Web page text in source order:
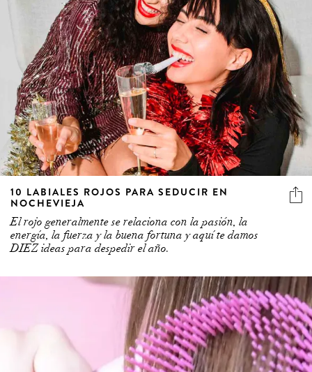
10 LABIALES ROJOS PARA SEDUCIR EN
NOCHEVIEJA
El rojo generalmente se relaciona con la pasión, la
energía, la fuerza y la buena fortuna y aquí te damos
DIEZ ideas para despedir el año.